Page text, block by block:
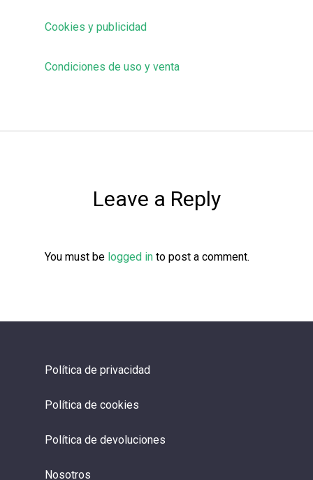
Cookies y publicidad
Condiciones de uso y venta
Leave a Reply
You must be logged in to post a comment.
Política de privacidad
Política de cookies
Política de devoluciones
Nosotros